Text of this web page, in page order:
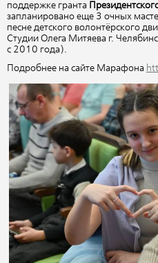
поддержке гранта
запланировано еще 3 очных
песне детского волонтёрского
Студии Олега Митяева г.
с 2010 года).
Подробнее на сайте Марафона